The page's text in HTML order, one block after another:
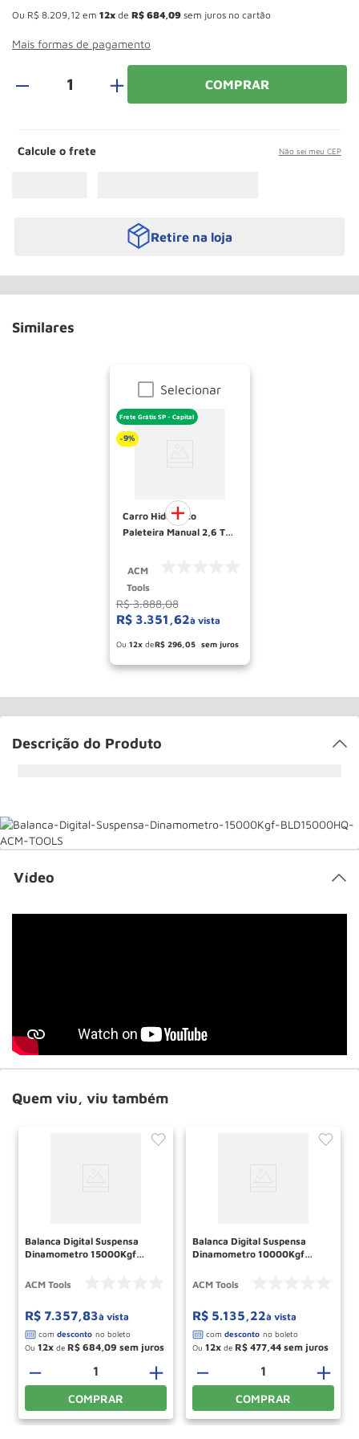
Ou R$ 8.209 12 em 12 de R$ 684 09 sem juros no cartão
Mais formas de pagamento
＋ COMPRAR
Calcule o frete Não sei meu CEP
Retire na loja
Similares
Selecionar
Frete Grátis SP - Capital
-9%
Carro Hidraulico
Paleteira Manual 2,6 Ton
ACM
Tools
R$ 3.888,08
R$ 3.351 ,62à vista
pagando no boleto
12 R$ 296 ,05
Descrição do Produto
Vídeo
Quem viu, viu também
Balanca Digital Suspensa
Dinamometro 15000Kgf
ACM Tools
R$ 7.357,83à vista
Ou 12 de R$ 684 09
＋
－
COMPRAR
Balanca Digital Suspensa
Dinamometro 10000Kgf
ACM Tools
R$ 5.135,22à vista
Ou 12 de R$ 477 44
＋
－
COMPRAR
10º Paleteira